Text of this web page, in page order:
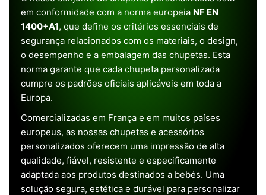
em conformidade com a norma europeia NF EN
1400+A1, que define os critérios essenciais de
segurança relacionados com os materiais, o design,
o desempenho e a embalagem das chupetas. Esta
norma garante que cada chupeta personalizada
cumpre os padrões oficiais aplicáveis em toda a
Europa.
Comercializadas em França e em muitos países
europeus, as nossas chupetas e acessórios
personalizados oferecem uma impressão de alta
qualidade, fiável, resistente e especificamente
adaptada aos produtos destinados a bebés. Uma
solução segura, estética e durável para personalizar